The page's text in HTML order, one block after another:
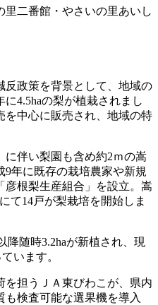
二番館・やさいの里あいし
政策を背景として、地域の
4.5haの梨が植栽されまし
を中心に販売され、地域の特
伴い梨園も含め約2ｍの嵩
9年に既存の栽培農家や新規
彦根梨生産組合」を設立。嵩
て14戸が梨栽培を開始しま
降随時3.2haが新植され、現
います。
担うＪＡ東びわこが、県内
検査可能な選果機を導入